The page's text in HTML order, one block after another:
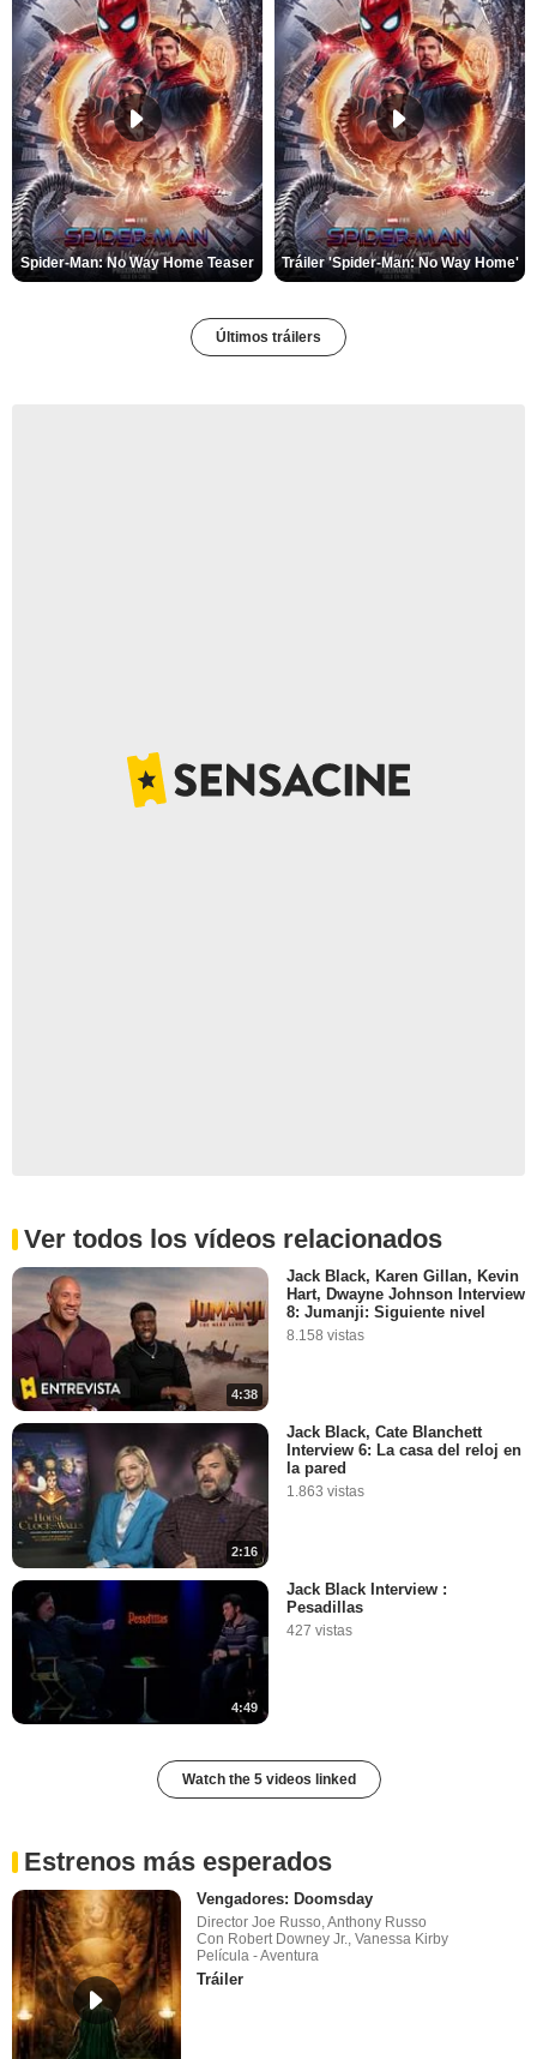
Spider-Man: No Way Home Teaser Tráiler 'Spider-Man: No Way Home'
Últimos tráilers
Ver todos los vídeos relacionados
4:38
Jack Black, Karen Gillan, Kevin
Hart, Dwayne Johnson Interview
8: Jumanji: Siguiente nivel
8.158 vistas
2:16
Jack Black, Cate Blanchett
Interview 6: La casa del reloj en
la pared
1.863 vistas
4:49
Jack Black Interview :
Pesadillas
427 vistas
Watch the 5 videos linked
Estrenos más esperados
Vengadores: Doomsday
Director Joe Russo, Anthony Russo
Con Robert Downey Jr., Vanessa Kirby
Película - Aventura
Tráiler